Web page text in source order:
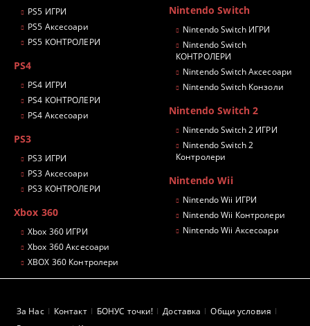
PS5 ИГРИ
PS5 Аксесоари
PS5 КОНТРОЛЕРИ
PS4
PS4 ИГРИ
PS4 КОНТРОЛЕРИ
PS4 Аксесоари
PS3
PS3 ИГРИ
PS3 Аксесоари
PS3 КОНТРОЛЕРИ
Xbox 360
Xbox 360 ИГРИ
Xbox 360 Аксесоари
XBOX 360 Контролери
Nintendo Switch
Nintendo Switch ИГРИ
Nintendo Switch
КОНТРОЛЕРИ
Nintendo Switch Аксесоари
Nintendo Switch Конзоли
Nintendo Switch 2
Nintendo Switch 2 ИГРИ
Nintendo Switch 2
Контролери
Nintendo Wii
Nintendo Wii ИГРИ
Nintendo Wii Контролери
Nintendo Wii Аксесоари
За Нас Контакт БОНУС точки! Доставка
Общи условия